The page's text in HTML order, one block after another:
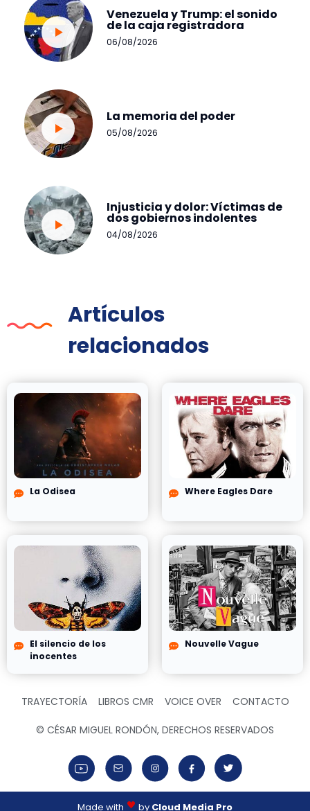
Venezuela y Trump: el sonido
de la caja registradora
06/08/2026
La memoria del poder
05/08/2026
Injusticia y dolor: Víctimas de
dos gobiernos indolentes
04/08/2026
Artículos
relacionados
La Odisea Where Eagles Dare
El silencio de los
inocentes
Nouvelle Vague
TRAYECTORÍA LIBROS CMR VOICE OVER CONTACTO
© CÉSAR MIGUEL RONDÓN, DERECHOS RESERVADOS
Made with by Cloud Media Pro